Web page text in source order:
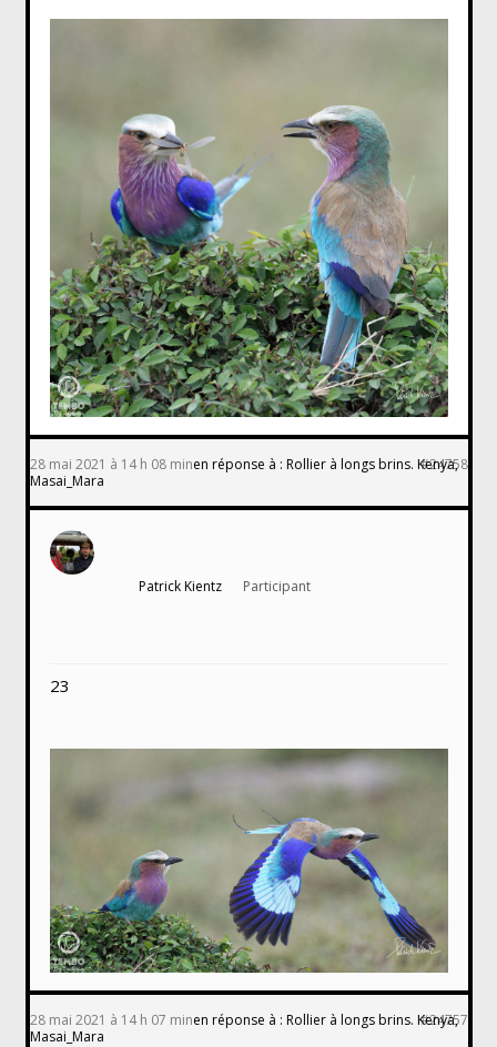
28 mai 2021 à 14 h 08 minen réponse à : Rollier à longs brins. Kenya,
Masai_Mara
#24758
Patrick Kientz Participant
23
28 mai 2021 à 14 h 07 minen réponse à : Rollier à longs brins. Kenya,
Masai_Mara
#24757